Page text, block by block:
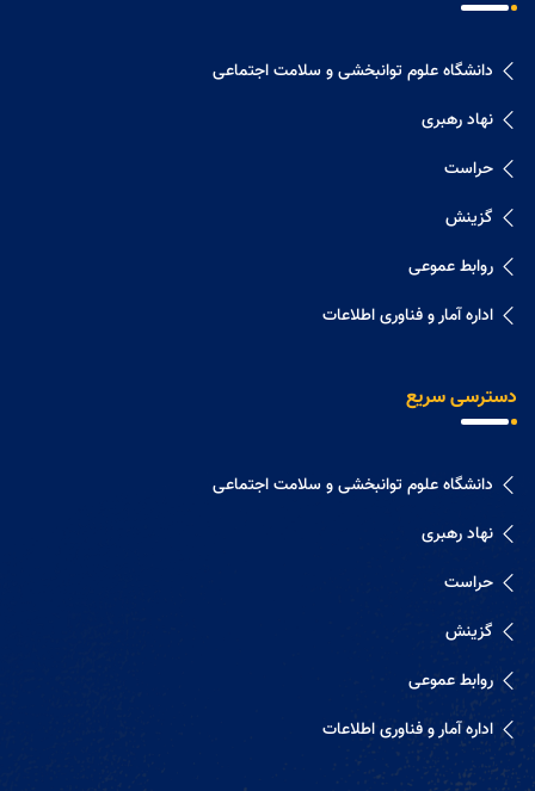
دانشگاه علوم توانبخشی و سلامت اجتماعی
نهاد رهبری
حراست
گزینش
روابط عموعی
اداره آمار و فناوری اطلاعات
دسترسی سریع
دانشگاه علوم توانبخشی و سلامت اجتماعی
نهاد رهبری
حراست
گزینش
روابط عموعی
اداره آمار و فناوری اطلاعات